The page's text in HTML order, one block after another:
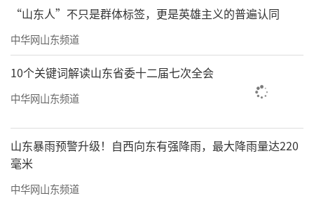
“山东人”不只是群体标签，更是英雄主义的普遍认同
中华网山东频道
10个关键词解读山东省委十二届七次全会
中华网山东频道
山东暴雨预警升级！自西向东有强降雨，最大降雨量达220
毫米
中华网山东频道